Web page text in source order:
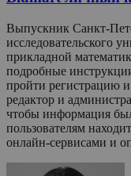
Выпускник Санкт-
исследовательского
прикладной
подробные
пройти регистрацию и
редактор и
чтобы информация
пользователям
онлайн-сервисами и